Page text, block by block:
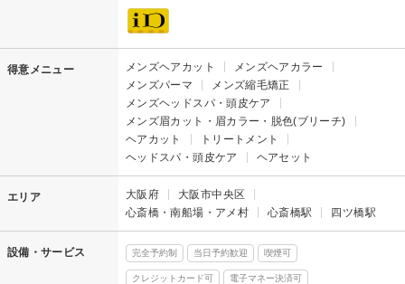
得意メニュー メンズヘアカット
メンズヘアカラー
メンズパーマ
メンズ縮毛矯正
メンズヘッドスパ・頭皮ケア
メンズ眉カット・眉カラー・脱色(ブリーチ)
ヘアカット
トリートメント
ヘッドスパ・頭皮ケア
ヘアセット
エリア 大阪府
大阪市中央区
心斎橋・南船場・アメ村
心斎橋駅 四ツ橋駅
設備・サービス 完全予約制 当日予約歓迎 喫煙可
クレジットカード可 電子マネー決済可